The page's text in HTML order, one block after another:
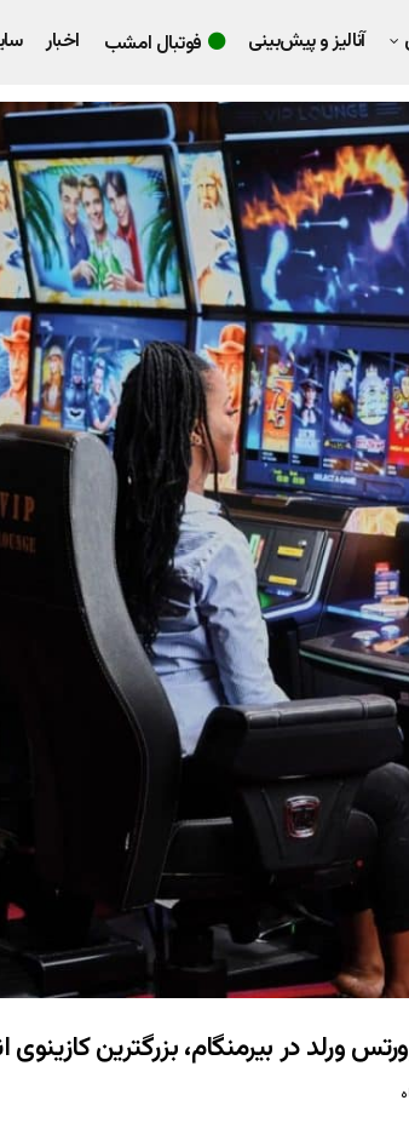
آنالیز و پیش‌بینی فوتبال امشب اخبار
ورلد در بیرمنگام، بزرگترین کازینوی